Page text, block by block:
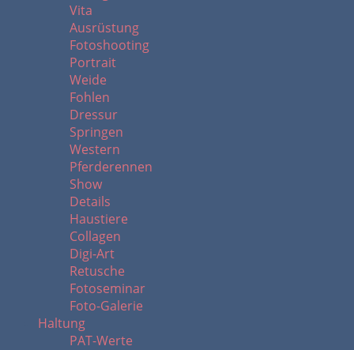
Vita
Ausrüstung
Fotoshooting
Portrait
Weide
Fohlen
Dressur
Springen
Western
Pferderennen
Show
Details
Haustiere
Collagen
Digi-Art
Retusche
Fotoseminar
Foto-Galerie
Haltung
PAT-Werte